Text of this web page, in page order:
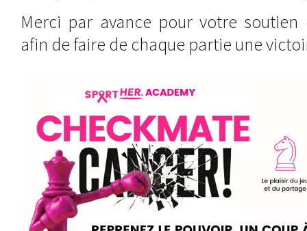
Merci par avance pour votre
afin de faire de chaque partie une